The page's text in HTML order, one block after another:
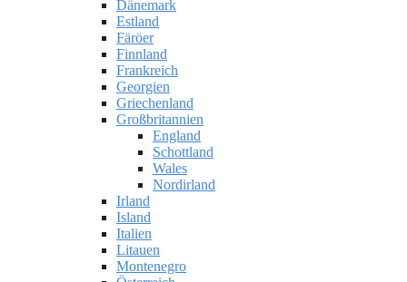
Dänemark
Estland
Färöer
Finnland
Frankreich
Georgien
Griechenland
Großbritannien
England
Schottland
Wales
Nordirland
Irland
Island
Italien
Litauen
Montenegro